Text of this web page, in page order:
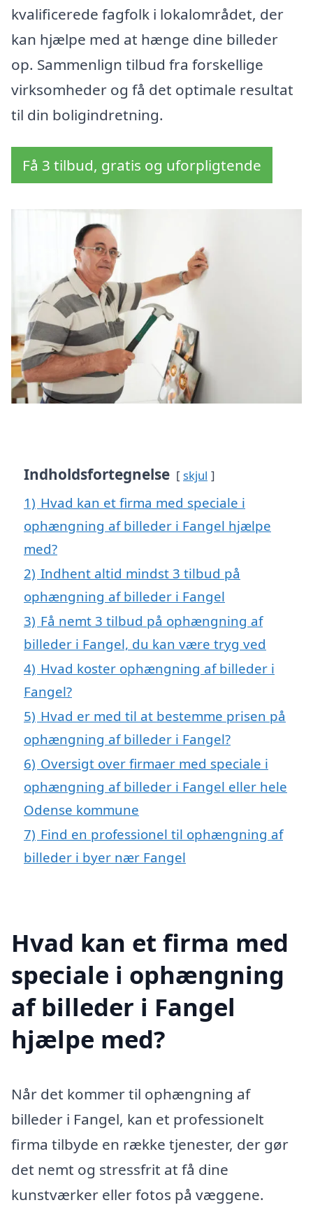
kvalificerede fagfolk i lokalområdet, der
kan hjælpe med at hænge dine billeder
op. Sammenlign tilbud fra forskellige
virksomheder og få det optimale resultat
til din boligindretning.
Få 3 tilbud, gratis og uforpligtende
Indholdsfortegnelse skjul
1) Hvad kan et firma med speciale i
ophængning af billeder i Fangel hjælpe
med?
2) Indhent altid mindst 3 tilbud på
ophængning af billeder i Fangel
3) Få nemt 3 tilbud på ophængning af
billeder i Fangel, du kan være tryg ved
4) Hvad koster ophængning af billeder i
Fangel?
5) Hvad er med til at bestemme prisen på
ophængning af billeder i Fangel?
6) Oversigt over firmaer med speciale i
ophængning af billeder i Fangel eller hele
Odense kommune
7) Find en professionel til ophængning af
billeder i byer nær Fangel
Hvad kan et firma med
speciale i ophængning
af billeder i Fangel
hjælpe med?
Når det kommer til ophængning af
billeder i Fangel, kan et professionelt
firma tilbyde en række tjenester, der gør
det nemt og stressfrit at få dine
kunstværker eller fotos på væggene.